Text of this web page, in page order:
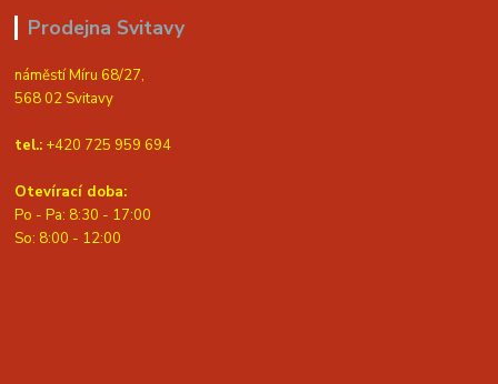
Prodejna Svitavy
náměstí Míru 68/27,
568 02 Svitavy
tel.: +420 725 959 694
Otevírací doba:
Po - Pa: 8:30 - 17:00
So: 8:00 - 12:00